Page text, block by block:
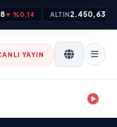
▼ %0,14 ALTIN2.450,63
YAYIN